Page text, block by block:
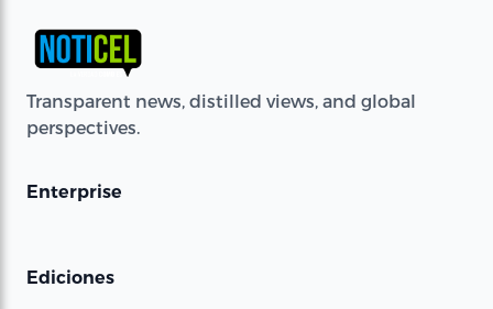
Transparent news, distilled views, and global
perspectives.
Enterprise
Ediciones